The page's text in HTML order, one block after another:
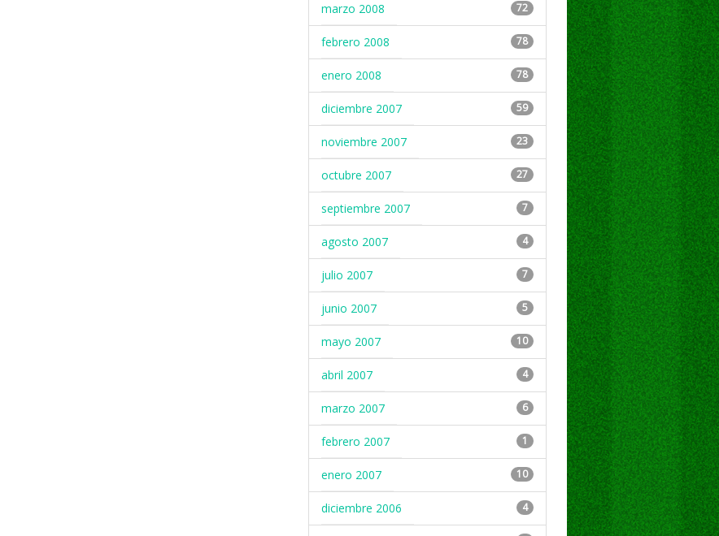
marzo 2008 72
febrero 2008 78
enero 2008 78
diciembre 2007 59
noviembre 2007 23
octubre 2007 27
septiembre 2007 7
agosto 2007 4
julio 2007 7
junio 2007 5
mayo 2007 10
abril 2007 4
marzo 2007 6
febrero 2007 1
enero 2007 10
diciembre 2006 4